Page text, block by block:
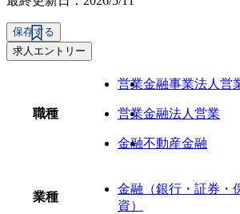
保存する
求人エントリー
職種
営業金融事業法人営
営業金融法人営業
金融不動産金融
業種
金融（銀行・証券・
資）